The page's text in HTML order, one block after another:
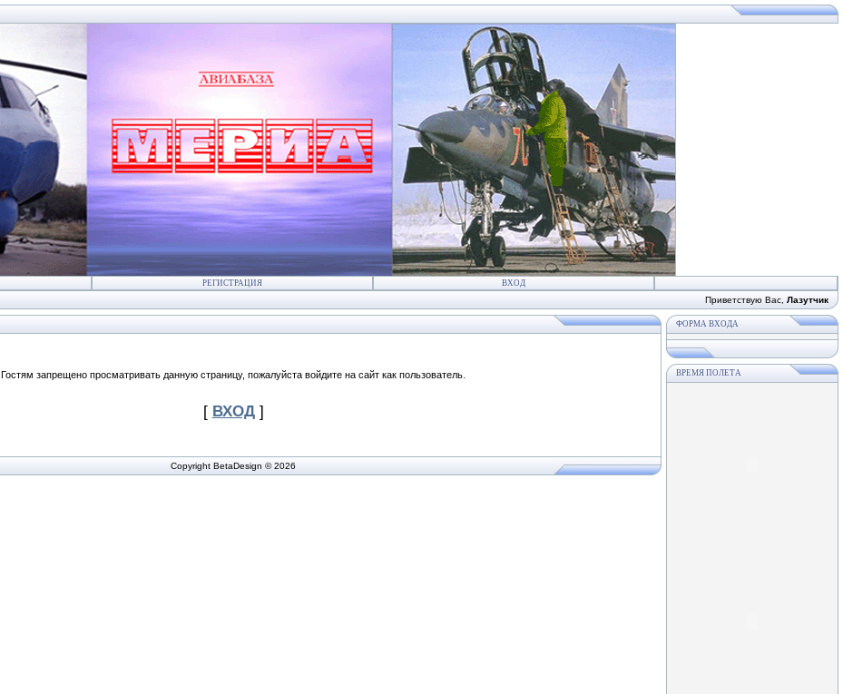
РЕГИСТРАЦИЯ ВХОД
Приветствую Вас Лазутчик
Гостям запрещено просматривать данную страницу, пожалуйста войдите на сайт как пользователь.
[ ВХОД]
Copyright BetaDesign © 2026
ФОРМА ВХОДА
ВРЕМЯ ПОЛЕТА